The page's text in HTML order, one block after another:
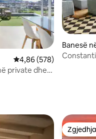
Vlerësimi mesatar 4,86
4,86 (578)
private dhe
Banesë
klientëve